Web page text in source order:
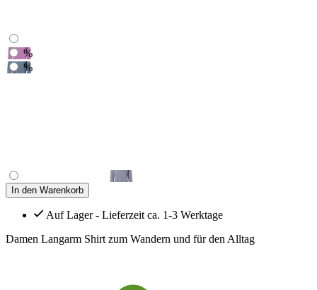
%
%
In den Warenkorb
Auf Lager - Lieferzeit ca. 1-3 Werktage
Damen Langarm Shirt zum Wandern und für den Alltag